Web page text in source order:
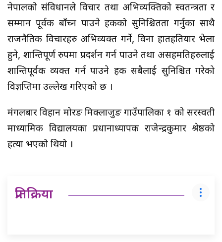
नेपालको संविधानले विचार तथा अभिव्यक्तिको स्वतन्त्रता र
सम्मान पूर्वक बाँच्न पाउने हकको सुनिश्चितता गर्नुका साथै
राजनैतिक विचारहरु अभिव्यक्त गर्ने, विना हातहतियार भेला
हुने, शान्तिपूर्ण रुपमा प्रदर्शन गर्न पाउने तथा असहमतिहरुलाई
शान्तिपूर्वक व्यक्त गर्न पाउने हक सबैलाई सुनिश्चित गरेको
विज्ञप्तिमा उल्लेख गरिएको छ ।
मंगलबार विहान मोरङ मिक्लाजुङ गाउँपालिका १ को सरस्वती
माध्यामिक विद्यालयका प्रधानाध्यापक राजेन्द्रकुमार श्रेष्ठको
हत्या भएको थियो ।
प्रतिक्रिया